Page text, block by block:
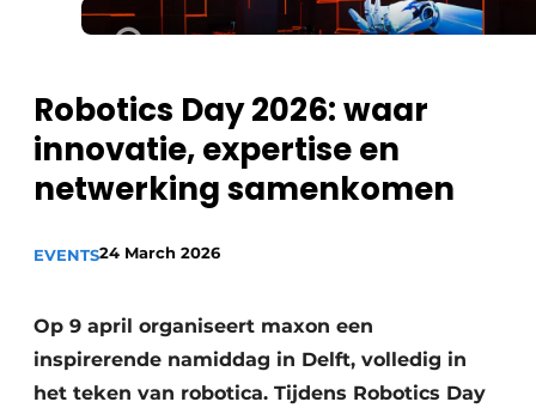
Home
Nieuwsbrief
Podcasts
Privacy / Cookie statement
Vacature aanmelden
Vacatures
Robotics Day 2026: waar
innovatie, expertise en
netwerking samenkomen
EVENTS24 March 2026
Op 9 april organiseert maxon een
inspirerende namiddag in Delft, volledig in
het teken van robotica. Tijdens Robotics Day